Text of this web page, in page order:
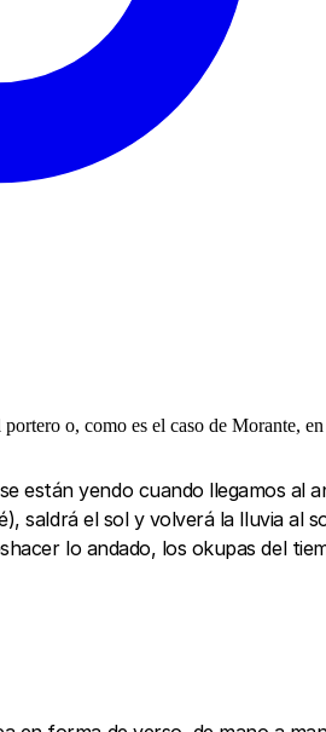
o, como es el caso de Morante,
yendo cuando llegamos al
saldrá el sol y volverá la lluvia al
lo andado, los okupas del